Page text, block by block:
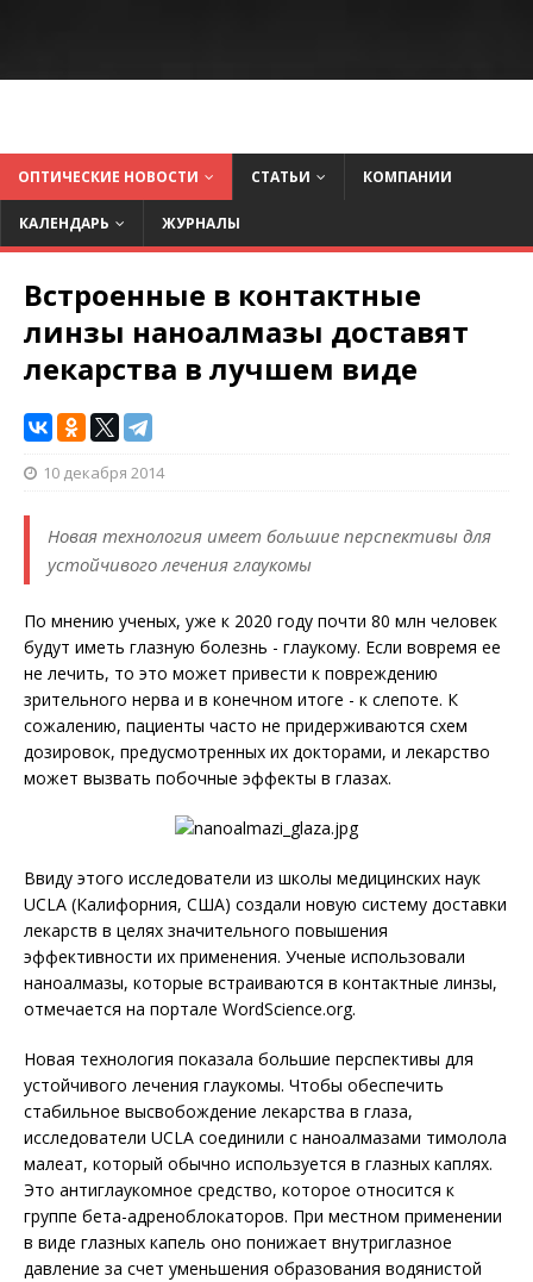
ОПТИЧЕСКИЕ НОВОСТИ СТАТЬИ КОМПАНИИ
КАЛЕНДАРЬ ЖУРНАЛЫ
Встроенные в контактные
линзы наноалмазы доставят
лекарства в лучшем виде
10 декабря 2014
Новая технология имеет большие перспективы для
устойчивого лечения глаукомы
По мнению ученых, уже к 2020 году почти 80 млн человек
будут иметь глазную болезнь - глаукому. Если вовремя ее
не лечить, то это может привести к повреждению
зрительного нерва и в конечном итоге - к слепоте. К
сожалению, пациенты часто не придерживаются схем
дозировок, предусмотренных их докторами, и лекарство
может вызвать побочные эффекты в глазах.
Ввиду этого исследователи из школы медицинских наук
UCLA (Калифорния, США) создали новую систему доставки
лекарств в целях значительного повышения
эффективности их применения. Ученые использовали
наноалмазы, которые встраиваются в контактные линзы,
отмечается на портале WordScience.org.
Новая технология показала большие перспективы для
устойчивого лечения глаукомы. Чтобы обеспечить
стабильное высвобождение лекарства в глаза,
исследователи UCLA соединили с наноалмазами тимолола
малеат, который обычно используется в глазных каплях.
Это антиглаукомное средство, которое относится к
группе бета-адреноблокаторов. При местном применении
в виде глазных капель оно понижает внутриглазное
давление за счет уменьшения образования водянистой